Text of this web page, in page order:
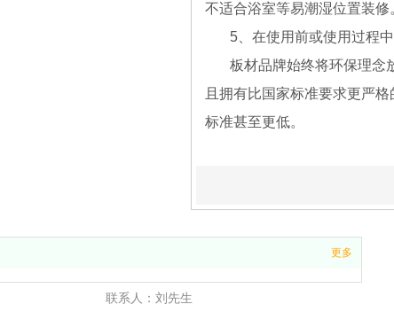
不适合浴室等易潮湿位置装修
5、在使用前或使用过程中
板材品牌始终将环保理念放
且拥有比国家标准要求更严
标准甚至更低。
更多
联系人：刘先生